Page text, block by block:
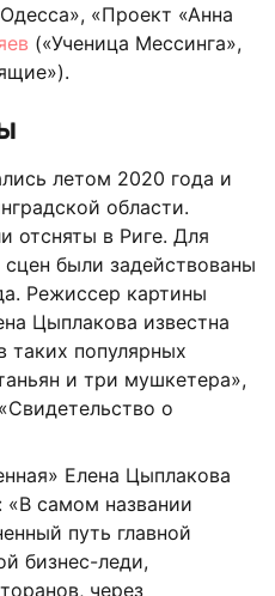
«Проект «Анна
(«Ученица Мессинга»,
летом 2020 года и
области.
отсняты в Риге. Для
были задействованы
Режиссер картины
Цыплакова известна
таких популярных
и три мушкетера»,
о
Елена Цыплакова
самом названии
путь главной
бизнес-леди,
через